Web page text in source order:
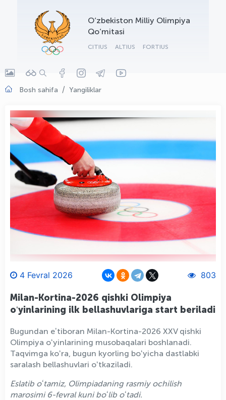
O‘zbekiston Milliy Olimpiya
Qo‘mitasi
CITIUS ALTIUS FORTIUS
Bosh sahifa Yangiliklar
4 Fevral 2026 803
Milan-Kortina-2026 qishki Olimpiya
oʻyinlarining ilk bellashuvlariga start beriladi
Bugundan eʼtiboran Milan-Kortina-2026 XXV qishki
Olimpiya oʻyinlarining musobaqalari boshlanadi.
Taqvimga koʻra, bugun kyorling boʻyicha dastlabki
saralash bellashuvlari oʻtkaziladi.
Eslatib oʻtamiz, Olimpiadaning rasmiy ochilish
marosimi 6-fevral kuni boʻlib oʻtadi.
OLYMPCHIK AI - yordamchi
Onlayn · olympic.uz